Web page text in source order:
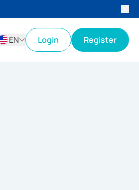
EN
Login Register